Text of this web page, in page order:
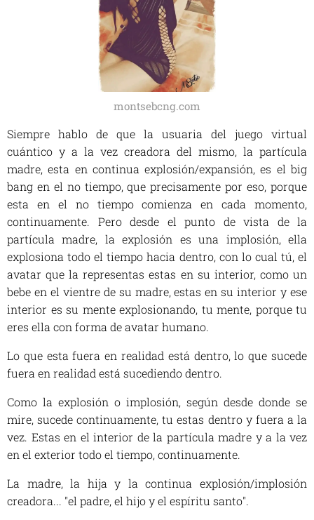
montsebcng.com
Siempre hablo de que la usuaria del juego virtual
cuántico y a la vez creadora del mismo, la partícula
madre, esta en continua explosión/expansión, es el big
bang en el no tiempo, que precisamente por eso, porque
esta en el no tiempo comienza en cada momento,
continuamente. Pero desde el punto de vista de la
partícula madre, la explosión es una implosión, ella
explosiona todo el tiempo hacia dentro, con lo cual tú, el
avatar que la representas estas en su interior, como un
bebe en el vientre de su madre, estas en su interior y ese
interior es su mente explosionando, tu mente, porque tu
eres ella con forma de avatar humano.
Lo que esta fuera en realidad está dentro, lo que sucede
fuera en realidad está sucediendo dentro.
Como la explosión o implosión, según desde donde se
mire, sucede continuamente, tu estas dentro y fuera a la
vez. Estas en el interior de la partícula madre y a la vez
en el exterior todo el tiempo, continuamente.
La madre, la hija y la continua explosión/implosión
creadora... "el padre, el hijo y el espíritu santo".